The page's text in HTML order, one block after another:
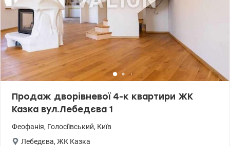
Продаж дворівневої 4-к квартири ЖК
Казка вул.Лебедєва 1
Феофанія, Голосіївський, Київ
Лебедєва, ЖК Казка